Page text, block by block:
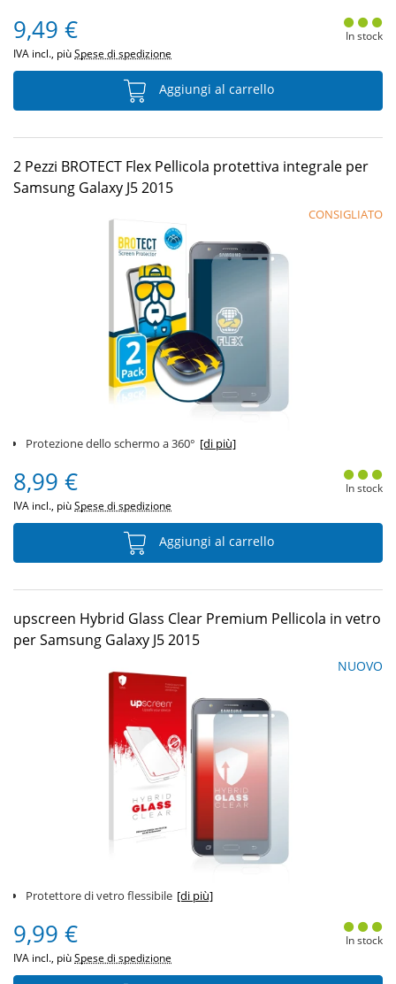
9,49 €
IVA incl., piùSpese di spedizione
In stock
Aggiungi al carrello
2 Pezzi BROTECT Flex Pellicola protettiva integrale per
Samsung Galaxy J5 2015
CONSIGLIATO
Protezione dello schermo a 360° [di più]
8,99 €
IVA incl., piùSpese di spedizione
In stock
Aggiungi al carrello
upscreen Hybrid Glass Clear Premium Pellicola in vetro
per Samsung Galaxy J5 2015
NUOVO
Protettore di vetro flessibile [di più]
9,99 €
IVA incl., piùSpese di spedizione
In stock